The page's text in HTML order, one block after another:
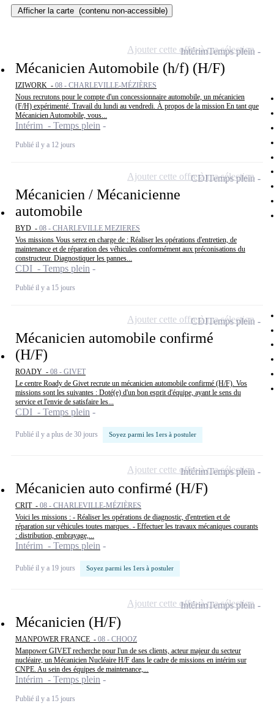
Afficher la carte (contenu non-accessible)
Mécanicien Automobile (h/f) (H/F)
IZIWORK - 08 - CHARLEVILLE-MÉZIÈRES
Nous recrutons pour le compte d'un concessionnaire automobile, un mécanicien
(F/H) expérimenté. Travail du lundi au vendredi. À propos de la mission En tant que
Mécanicien Automobile, vous...
Intérim - Temps plein
Publié il y a 12 jours
IntérimTemps plein
Ajouter cette offre à ma sélection
Mécanicien / Mécanicienne
automobile
BYD - 08 - CHARLEVILLE MEZIERES
Vos missions Vous serez en charge de : Réaliser les opérations d'entretien, de
maintenance et de réparation des véhicules conformément aux préconisations du
constructeur. Diagnostiquer les pannes...
CDI - Temps plein
Publié il y a 15 jours
CDITemps plein
Ajouter cette offre à ma sélection
Mécanicien automobile confirmé
(H/F)
ROADY - 08 - GIVET
Le centre Roady de Givet recrute un mécanicien automobile confirmé (H/F). Vos
missions sont les suivantes : Doté(e) d'un bon esprit d'équipe, ayant le sens du
service et l'envie de satisfaire les...
CDI - Temps plein
Publié il y a plus de 30 jours Soyez parmi les 1ers à postuler
CDITemps plein
Ajouter cette offre à ma sélection
Mécanicien auto confirmé (H/F)
CRIT - 08 - CHARLEVILLE-MÉZIÈRES
Voici les missions : - Réaliser les opérations de diagnostic, d'entretien et de
réparation sur véhicules toutes marques. - Effectuer les travaux mécaniques courants
: distribution, embrayage,...
Intérim - Temps plein
Publié il y a 19 jours Soyez parmi les 1ers à postuler
IntérimTemps plein
Ajouter cette offre à ma sélection
Mécanicien (H/F)
MANPOWER FRANCE - 08 - CHOOZ
Manpower GIVET recherche pour l'un de ses clients, acteur majeur du secteur
nucléaire, un Mécanicien Nucléaire H/F dans le cadre de missions en intérim sur
CNPE. Au sein des équipes de maintenance,...
Intérim - Temps plein
Publié il y a 15 jours
IntérimTemps plein
Ajouter cette offre à ma sélection